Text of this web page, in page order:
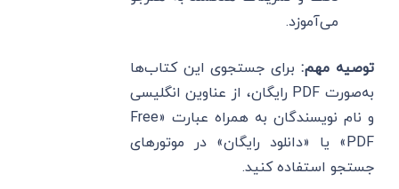
می‌آموزد.
توصیه مهم:برای جستجوی این کتاب‌ها
به‌صورت PDF رایگان، از عناوین انگلیسی
و نام نویسندگان به همراه عبارت «Free
PDF» یا «دانلود رایگان» در موتورهای
جستجو استفاده کنید.